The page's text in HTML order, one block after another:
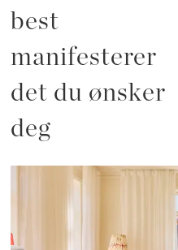
best
manifesterer
det du ønsker
deg